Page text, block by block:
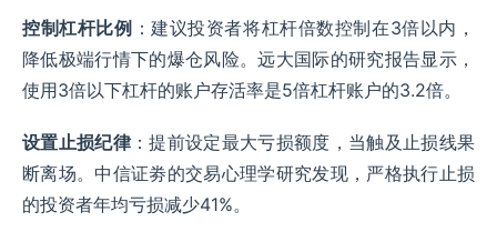
控制杠杆比例 ：建议投资者将杠杆倍数控制在3倍以内，
降低极端行情下的爆仓风险。远大国际的研究报告显示，
使用3倍以下杠杆的账户存活率是5倍杠杆账户的3.2倍。
设置止损纪律：提前设定最大亏损额度，当触及止损线果
断离场。中信证劵的交易心理学研究发现，严格执行止损
的投资者年均亏损减少41%。